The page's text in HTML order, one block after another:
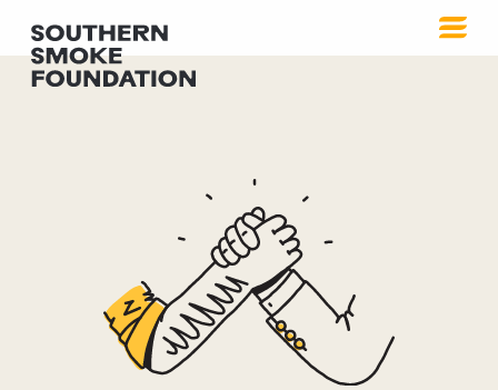
緊急救援